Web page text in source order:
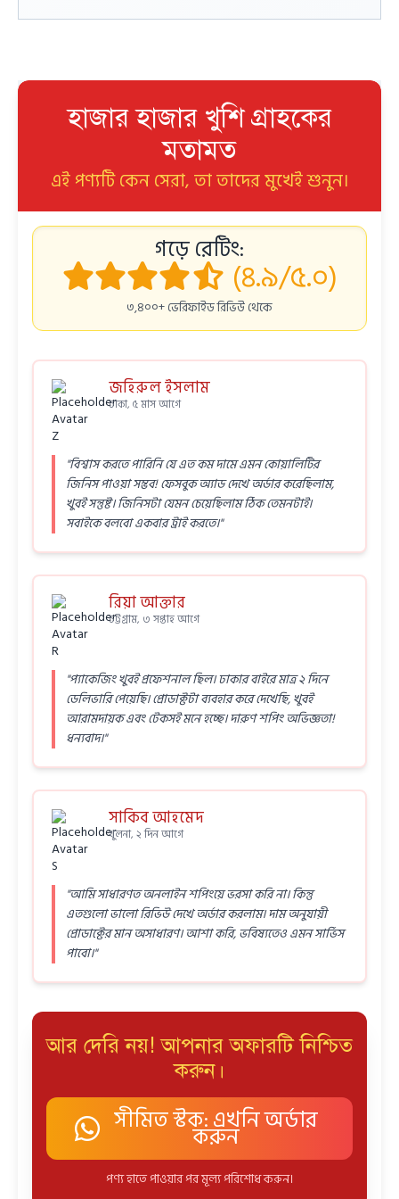
হাজার হাজার খুশি গ্রাহকের
মতামত
এই পণ্যটি কেন সেরা, তা তাদের মুখেই শুনুন।
গড়ে রেটিং:
(৪.৯/৫.০)
৩,৪০০+ ভেরিফাইড রিভিউ থেকে
জহিরুল ইসলাম
ঢাকা, ৫ মাস আগে
"বিশ্বাস করতে পারিনি যে এত কম দামে এমন কোয়ালিটির
জিনিস পাওয়া সম্ভব! ফেসবুক অ্যাড দেখে অর্ডার করেছিলাম,
খুবই সন্তুষ্ট। জিনিসটা যেমন চেয়েছিলাম ঠিক তেমনটাই।
সবাইকে বলবো একবার ট্রাই করতে।"
রিয়া আক্তার
চট্টগ্রাম, ৩ সপ্তাহ আগে
"প্যাকেজিং খুবই প্রফেশনাল ছিল। ঢাকার বাইরে মাত্র ২ দিনে
ডেলিভারি পেয়েছি। প্রোডাক্টটা ব্যবহার করে দেখেছি, খুবই
আরামদায়ক এবং টেকসই মনে হচ্ছে। দারুণ শপিং অভিজ্ঞতা!
ধন্যবাদ।"
সাকিব আহমেদ
খুলনা, ২ দিন আগে
"আমি সাধারণত অনলাইন শপিংয়ে ভরসা করি না। কিন্তু
এতগুলো ভালো রিভিউ দেখে অর্ডার করলাম। দাম অনুযায়ী
প্রোডাক্টের মান অসাধারণ। আশা করি, ভবিষ্যতেও এমন সার্ভিস
পাবো।"
আর দেরি নয়! আপনার অফারটি নিশ্চিত
করুন।
সীমিত স্টক: এখনি অর্ডার
করুন
পণ্য হাতে পাওয়ার পর মূল্য পরিশোধ করুন।